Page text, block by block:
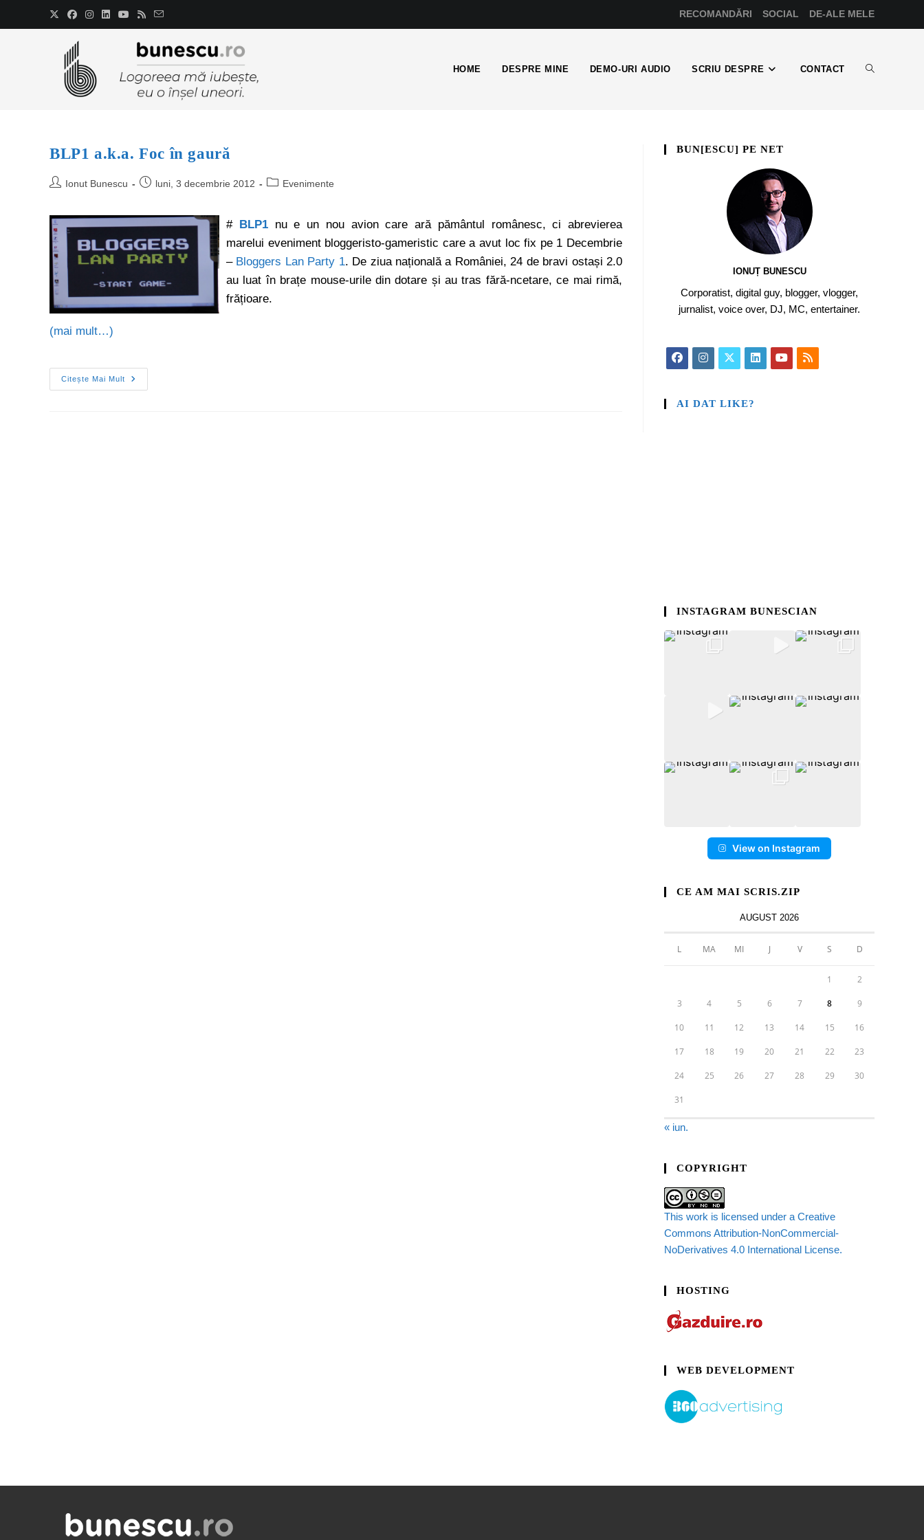
RECOMANDĂRI SOCIAL DE-ALE MELE
HOME DESPRE MINE DEMO-URI AUDIO SCRIU DESPRE CONTACT
BLP1 a.k.a. Foc în gaură
Ionut Bunescu luni, 3 decembrie 2012 Evenimente
# BLP1nu e un nou avion care ară pământul românesc, ci abrevierea
marelui eveniment bloggeristo-gameristic care a avut loc fix pe 1 Decembrie
– Bloggers Lan Party 1. De ziua națională a României, 24 de bravi ostași 2.0
au luat în brațe mouse-urile din dotare și au tras fără-ncetare, ce mai rimă,
frățioare.
(mai mult…)
Citește Mai Mult
BUN[ESCU] PE NET
IONUȚ BUNESCU
Corporatist, digital guy, blogger, vlogger,
jurnalist, voice over, DJ, MC, entertainer.
AI DAT LIKE?
INSTAGRAM BUNESCIAN
View on Instagram
CE AM MAI SCRIS.ZIP
AUGUST 2026
L MA MI J V S D
1 2
3 4 5 6 7 8 9
10 11 12 13 14 15 16
17 18 19 20 21 22 23
24 25 26 27 28 29 30
31
« iun.
COPYRIGHT
This work is licensed under a Creative
Commons Attribution-NonCommercial-
NoDerivatives 4.0 International License.
HOSTING
WEB DEVELOPMENT